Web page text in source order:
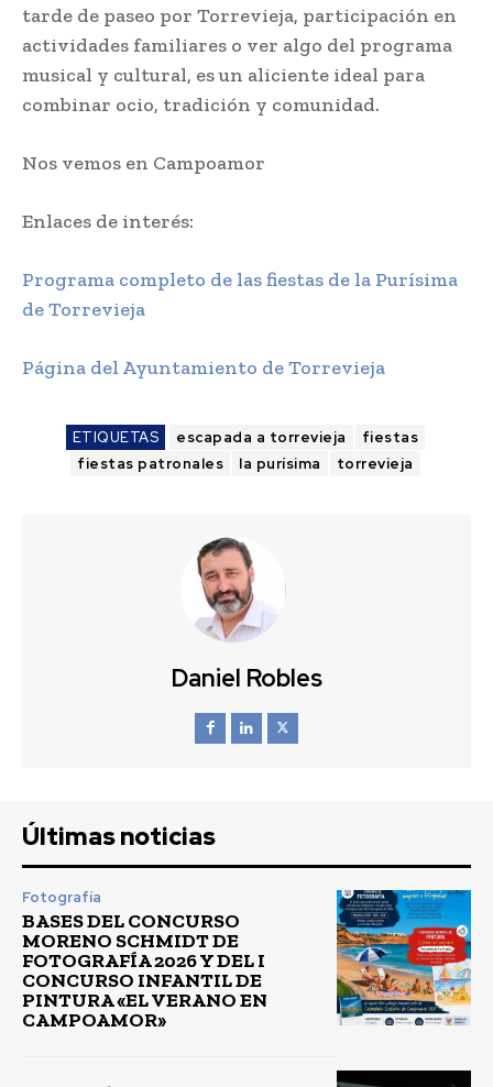
tarde de paseo por Torrevieja, participación en
actividades familiares o ver algo del programa
musical y cultural, es un aliciente ideal para
combinar ocio, tradición y comunidad.
Nos vemos en Campoamor
Enlaces de interés:
Programa completo de las fiestas de la Purísima
de Torrevieja
Página del Ayuntamiento de Torrevieja
ETIQUETAS escapada a torrevieja
fiestas
fiestas patronales
la purísima torrevieja
Daniel Robles
Últimas noticias
Fotografía
BASES DEL CONCURSO
MORENO SCHMIDT DE
FOTOGRAFÍA 2026 Y DEL I
CONCURSO INFANTIL DE
PINTURA «EL VERANO EN
CAMPOAMOR»